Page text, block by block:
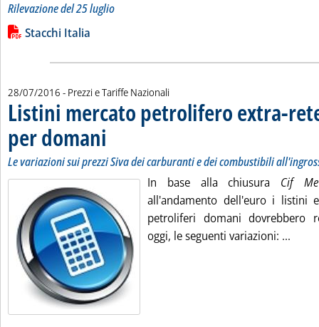
Rilevazione del 25 luglio
Leggi tutta la notizia: 'Gli “stacchi Italia” dalle “medie Ue”'
Lista allegati PDF alla notizia
Stacchi Italia
28/07/2016 - Prezzi e Tariffe Nazionali
Listini mercato petrolifero extra-
per domani . Sottotitolo: Le variazioni sui prezzi Siva dei carburanti e dei
. Pubblicata giovedì 28 luglio 2016 alle 9.56.
Le variazioni sui prezzi Siva dei carburanti e dei combustibili
In base alla chiusura Cif
all'andamento dell'euro i listini
petroliferi domani dovrebbero
oggi, le seguenti variazioni: ...